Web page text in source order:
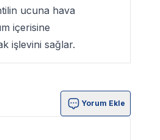
ucuna hava
içerisine
işlevini sağlar.
Yorum Ekle